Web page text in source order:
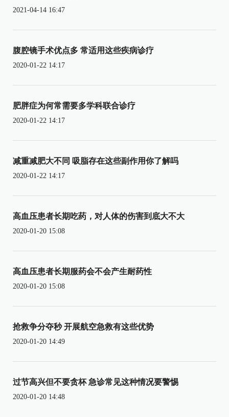
2021-04-14 16:47
腹腔镜手术优点多 常适用这些疾病诊疗
2020-01-22 14:17
肥胖症为何常需要多学科联合诊疗
2020-01-22 14:17
减重减肥大不同 吸脂存在这些副作用你了解吗
2020-01-22 14:17
高血压患者长期吃药，对人体的伤害到底大不大
2020-01-20 15:08
高血压患者长期服药会不会产生耐药性
2020-01-20 15:08
抢救争分夺秒 开展航空急救有这些优势
2020-01-20 14:49
过节高兴但不要贪杯 急诊常见这种情况要警惕
2020-01-20 14:48